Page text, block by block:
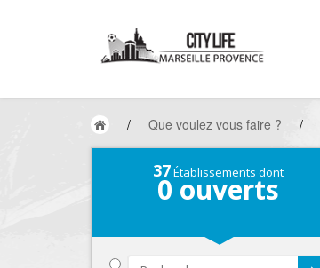
/ Que voulez vous faire ? /
37Établissements dont
0 ouverts